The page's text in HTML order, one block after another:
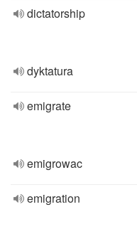
dictatorship
dyktatura
emigrate
emigrowac
emigration